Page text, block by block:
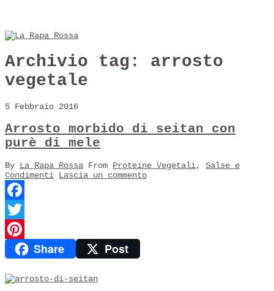
Archivio tag: arrosto
vegetale
5 Febbraio 2016
Arrosto morbido di seitan con
purè di mele
By La Rapa Rossa From Proteine Vegetali, Salse e
Condimenti Lascia un commento
Facebook
Twitter
PinterestShare Post